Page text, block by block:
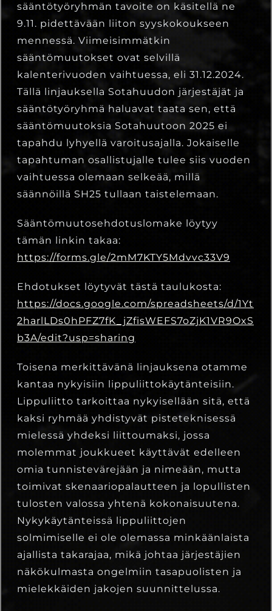
sääntötyöryhmän tavoite on käsitellä ne
9.11. pidettävään liiton syyskokoukseen
mennessä. Viimeisimmätkin
sääntömuutokset ovat selvillä
kalenterivuoden vaihtuessa, eli 31.12.2024.
Tällä linjauksella Sotahuudon järjestäjät ja
sääntötyöryhmä haluavat taata sen, että
sääntömuutoksia Sotahuutoon 2025 ei
tapahdu lyhyellä varoitusajalla. Jokaiselle
tapahtuman osallistujalle tulee siis vuoden
vaihtuessa olemaan selkeää, millä
säännöillä SH25 tullaan taistelemaan.
Sääntömuutosehdotuslomake löytyy
tämän linkin takaa:
https://forms.gle/2mM7KTY5Mdvvc33V9
Ehdotukset löytyvät tästä taulukosta:
https://docs.google.com/spreadsheets/d/1Yt
2harlLDs0hPFZ7fK_jZfisWEFS7oZjK1VR9OxS
b3A/edit?usp=sharing
Toisena merkittävänä linjauksena otamme
kantaa nykyisiin lippuliittokäytänteisiin.
Lippuliitto tarkoittaa nykyisellään sitä, että
kaksi ryhmää yhdistyvät pisteteknisessä
mielessä yhdeksi liittoumaksi, jossa
molemmat joukkueet käyttävät edelleen
omia tunnistevärejään ja nimeään, mutta
toimivat skenaariopalautteen ja lopullisten
tulosten valossa yhtenä kokonaisuutena.
Nykykäytänteissä lippuliittojen
solmimiselle ei ole olemassa minkäänlaista
ajallista takarajaa, mikä johtaa järjestäjien
näkökulmasta ongelmiin tasapuolisten ja
mielekkäiden jakojen suunnittelussa.